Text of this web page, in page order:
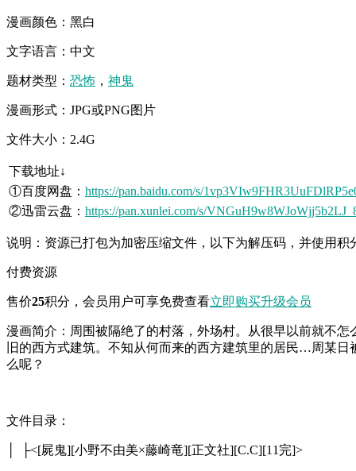
漫画颜色：黑白
文字语言：中文
题材类型： 恐怖 ， 神鬼
漫画形式：JPG或PNG图片
文件大小：2.4G
下载地址↓
①百度网盘： https://pan.baidu.com/s/
②迅雷云盘： https://pan.xunlei.com/s/
说明：资源已打包为加密压缩文件，以下为解压码，并使用积
付费资源
售价25积分 ，会员用户可享免费查看立即购买升级会员
漫画简介：周围被隔绝了的村落，外场村。从很早以前就不
旧的西方式建筑。不知从何而来的西方建筑里的居民…周某
么呢？
文件目录：
│ ├<[屍鬼][小野不由美×藤崎竜][正文社][C.C][11完]>